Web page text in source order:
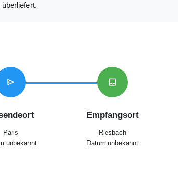
send
Paris
unbekannt
inbox
Empfangsort
Riesbach
Datum unbekannt